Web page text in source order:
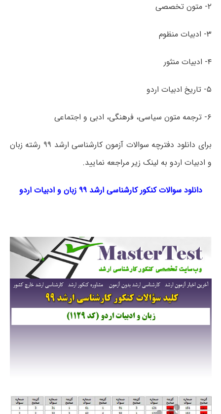
۲- متون تخصصی
۳- ادبیات منظوم
۴- ادبیات منثور
۵- تاریخ ادبیات اردو
۶- ترجمه متون سیاسی، فرهنگی، ادبی و اجتماعی
برای دانلود دفترچه سوالات آزمون کارشناسی ارشد ۹۹ رشته زبان
و ادبیات اردو به لینک زیر مراجعه نمایید.
دانلود سوالات کنکور کارشناسی ارشد ۹۹ زبان و ادبیات اردو